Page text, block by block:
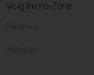
Volg Immo-Zone
Facebook
Instagram